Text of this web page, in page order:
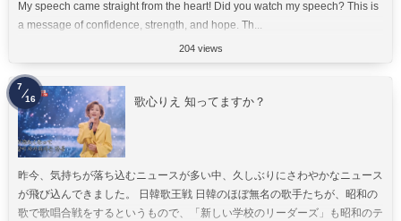
My speech came straight from the heart! Did you watch my speech? This is
a message of confidence, strength, and hope. Th...
204 views
歌心りえ 知ってますか？
昨今、気持ちが落ち込むニュースが多い中、久しぶりにさわやかなニュース
が飛び込んできました。 日韓歌王戦 日韓のほぼ無名の歌手たちが、昭和の
歌で歌唱合戦をするというもので、「新しい学校のリーダーズ」も昭和のテ
7
16